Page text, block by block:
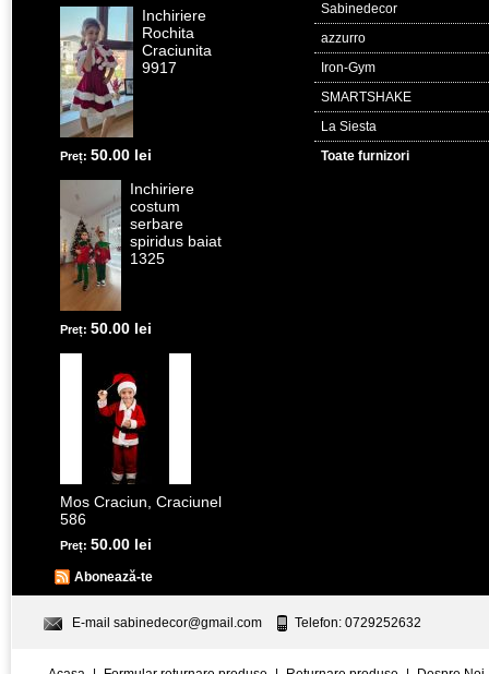
Inchiriere
Rochita
Craciunita
9917
Preț: 50.00 lei
Inchiriere
costum
serbare
spiridus baiat
1325
Preț: 50.00 lei
Mos Craciun, Craciunel
586
Preț: 50.00 lei
Abonează-te
Sabinedecor
azzurro
Iron-Gym
SMARTSHAKE
La Siesta
Toate furnizori
E-mail sabinedecor@gmail.com Telefon: 0729252632